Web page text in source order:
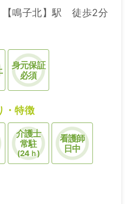
鳴子北】駅 徒歩2分
身元保証
必須
・特徴
介護士
常駐
(24ｈ)
看護師
日中